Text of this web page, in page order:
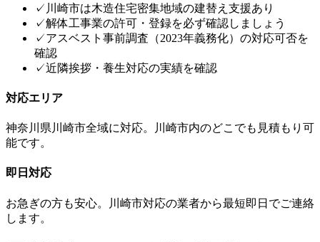
✓ 川崎市は木造住宅密集地域の建替え支援あり
✓解体工事業の許可・登録を必ず確認しましょう
✓アスベスト事前調査（2023年義務化）の対応可否を
確認
✓近隣挨拶・養生対応の実績を確認
対応エリア
神奈川県 川崎市全域に対応。 川崎市内のどこでも見積もり可
能です。
即日対応
お急ぎの方も安心。 川崎市対応の業者から最短即日でご連絡
します。